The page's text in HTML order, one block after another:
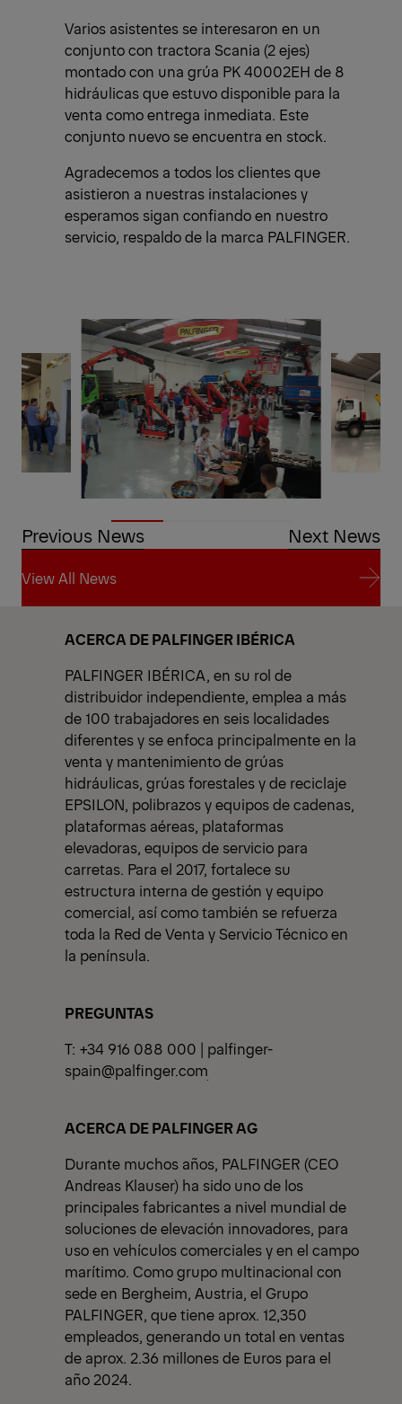
Varios asistentes se interesaron en un
conjunto con tractora Scania (2 ejes)
montado con una grúa PK 40002EH de 8
hidráulicas que estuvo disponible para la
venta como entrega inmediata. Este
conjunto nuevo se encuentra en stock.
Agradecemos a todos los clientes que
asistieron a nuestras instalaciones y
esperamos sigan confiando en nuestro
servicio, respaldo de la marca PALFINGER.
Previous News Next News
View All News
View All News
ACERCA DE PALFINGER IBÉRICA
PALFINGER IBÉRICA, en su rol de
distribuidor independiente, emplea a más
de 100 trabajadores en seis localidades
diferentes y se enfoca principalmente en la
venta y mantenimiento de grúas
hidráulicas, grúas forestales y de reciclaje
EPSILON, polibrazos y equipos de cadenas,
plataformas aéreas, plataformas
elevadoras, equipos de servicio para
carretas. Para el 2017, fortalece su
estructura interna de gestión y equipo
comercial, así como también se refuerza
toda la Red de Venta y Servicio Técnico en
la península.
PREGUNTAS
T: +34 916 088 000 | palfinger-
spain@palfinger.com
ACERCA DE PALFINGER AG
Durante muchos años, PALFINGER (CEO
Andreas Klauser) ha sido uno de los
principales fabricantes a nivel mundial de
soluciones de elevación innovadores, para
uso en vehículos comerciales y en el campo
marítimo. Como grupo multinacional con
sede en Bergheim, Austria, el Grupo
PALFINGER, que tiene aprox. 12,350
empleados, generando un total en ventas
de aprox. 2.36 millones de Euros para el
año 2024.